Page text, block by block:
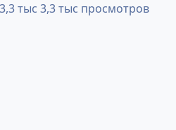
3,3 тыс просмотров